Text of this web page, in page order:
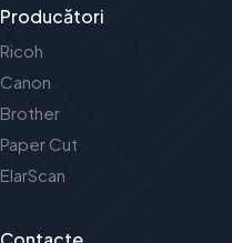
Producători
Ricoh
Canon
Brother
Paper Cut
ElarScan